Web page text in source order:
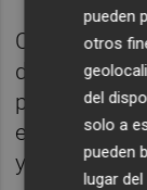
Cuando el
dolor se
político.
en España,
y se
pueden
otros
del
solo a
pueden
lugar